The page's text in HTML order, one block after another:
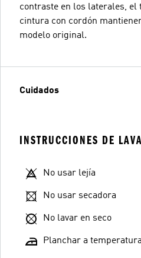
contraste en los laterales, el
cintura con cordón
modelo original.
Cuidados
INSTRUCCIONES DE
No usar lejía
No usar secadora
No lavar en seco
Planchar a